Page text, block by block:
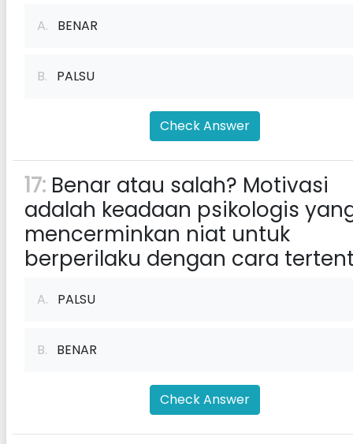
A. BENAR
B. PALSU
Check Answer
17: Benar atau salah? Motivasi
adalah keadaan psikologis
mencerminkan niat untuk
berperilaku dengan cara
A. PALSU
B. BENAR
Check Answer